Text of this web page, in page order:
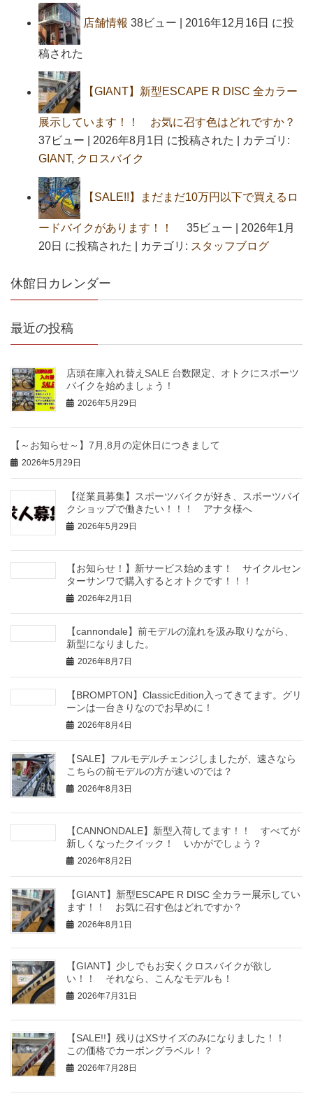
店舗情報 38ビュー 2016年12月16日 に投
稿された
【GIANT】新型ESCAPE R DISC 全カラー
展示しています！！ お気に召す色はどれですか？
37ビュー
2026年8月1日 に投稿された
カテゴリ:
GIANT, クロスバイク
【SALE!!】まだまだ10万円以下で買えるロ
ードバイクがあります！！ 35ビュー
2026年1月
20日 に投稿された
カテゴリ: スタッフブログ
休館日カレンダー
最近の投稿
店頭在庫入れ替えSALE 台数限定、オトクにスポーツ
バイクを始めましょう！
2026年5月29日
【～お知らせ～】7月,8月の定休日につきまして
2026年5月29日
【従業員募集】スポーツバイクが好き、スポーツバイ
クショップで働きたい！！！ アナタ様へ
2026年5月29日
【お知らせ！】新サービス始めます！ サイクルセン
ターサンワで購入するとオトクです！！！
2026年2月1日
【cannondale】前モデルの流れを汲み取りながら、
新型になりました。
2026年8月7日
【BROMPTON】ClassicEdition入ってきてます。グリ
ーンは一台きりなのでお早めに！
2026年8月4日
【SALE】フルモデルチェンジしましたが、速さなら
こちらの前モデルの方が速いのでは？
2026年8月3日
【CANNONDALE】新型入荷してます！！ すべてが
新しくなったクイック！ いかがでしょう？
2026年8月2日
【GIANT】新型ESCAPE R DISC 全カラー展示してい
ます！！ お気に召す色はどれですか？
2026年8月1日
【GIANT】少しでもお安くクロスバイクが欲し
い！！ それなら、こんなモデルも！
2026年7月31日
【SALE!!】残りはXSサイズのみになりました！！
この価格でカーボングラベル！？
2026年7月28日